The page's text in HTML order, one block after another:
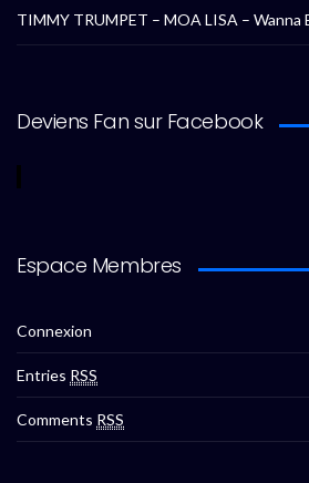
TIMMY TRUMPET – MOA LISA – Wanna
Deviens Fan sur Facebook
Espace Membres
Connexion
Entries RSS
Comments RSS